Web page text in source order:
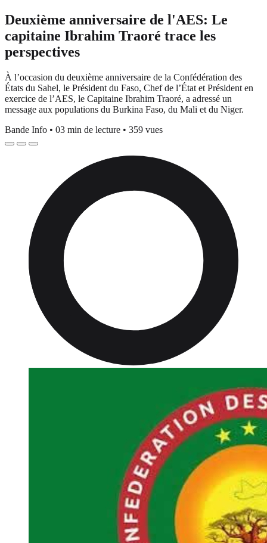
Deuxième anniversaire de l'AES: Le
capitaine Ibrahim Traoré trace les
perspectives
À l’occasion du deuxième anniversaire de la Confédération des
États du Sahel, le Président du Faso, Chef de l’État et Président en
exercice de l’AES, le Capitaine Ibrahim Traoré, a adressé un
message aux populations du Burkina Faso, du Mali et du Niger.
Bande Info • 03 min de lecture • 359 vues